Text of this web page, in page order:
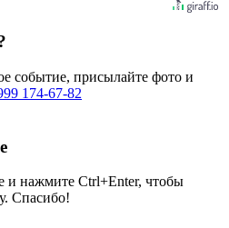
событие, присылайте фото и
174-67-82
и нажмите Ctrl+Enter, чтобы
Спасибо!